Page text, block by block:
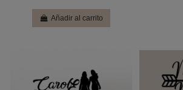
Añadir al carrito